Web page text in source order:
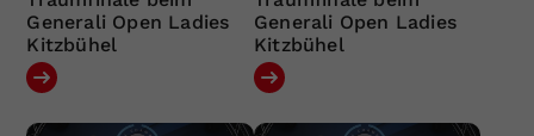
Generali Open Ladies
Kitzbühel
Generali Open Ladies
Kitzbühel